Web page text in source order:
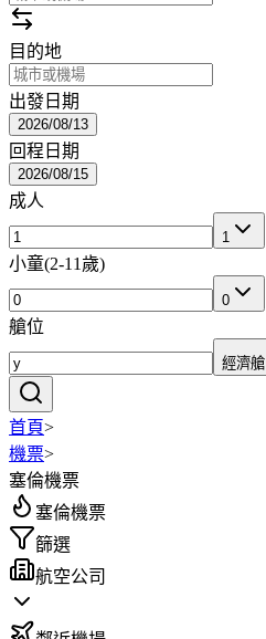
目的地
出發日期
2026/08/13
回程日期
2026/08/15
成人
1
小童(2-11歲)
0
艙位
經濟艙
首頁>
機票>
塞倫機票
塞倫機票
篩選
航空公司